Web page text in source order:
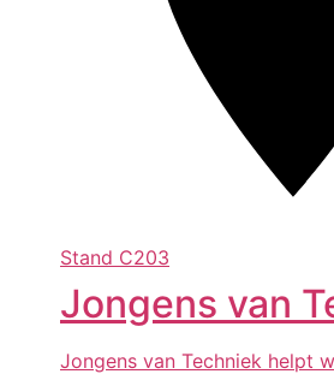
Stand C203
Jongens van
Jongens van Techniek helpt